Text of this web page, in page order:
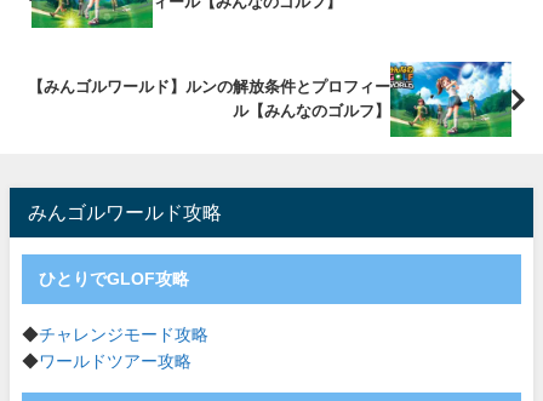
【みんゴルワールド】ルンの解放条件とプロフィー
ル【みんなのゴルフ】
みんゴルワールド攻略
ひとりでGLOF攻略
◆チャレンジモード攻略
◆ワールドツアー攻略